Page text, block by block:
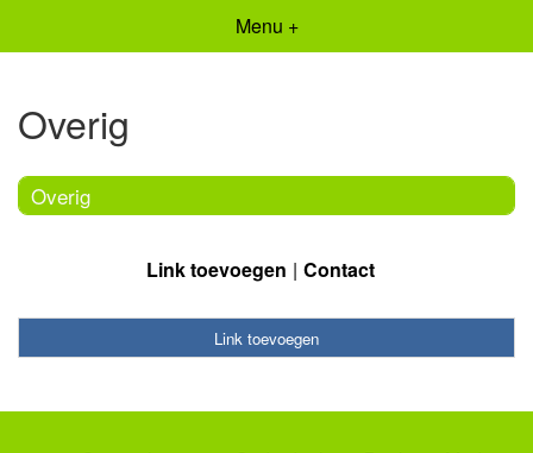
Menu +
Overig
Overig
Link toevoegen Contact
Link toevoegen